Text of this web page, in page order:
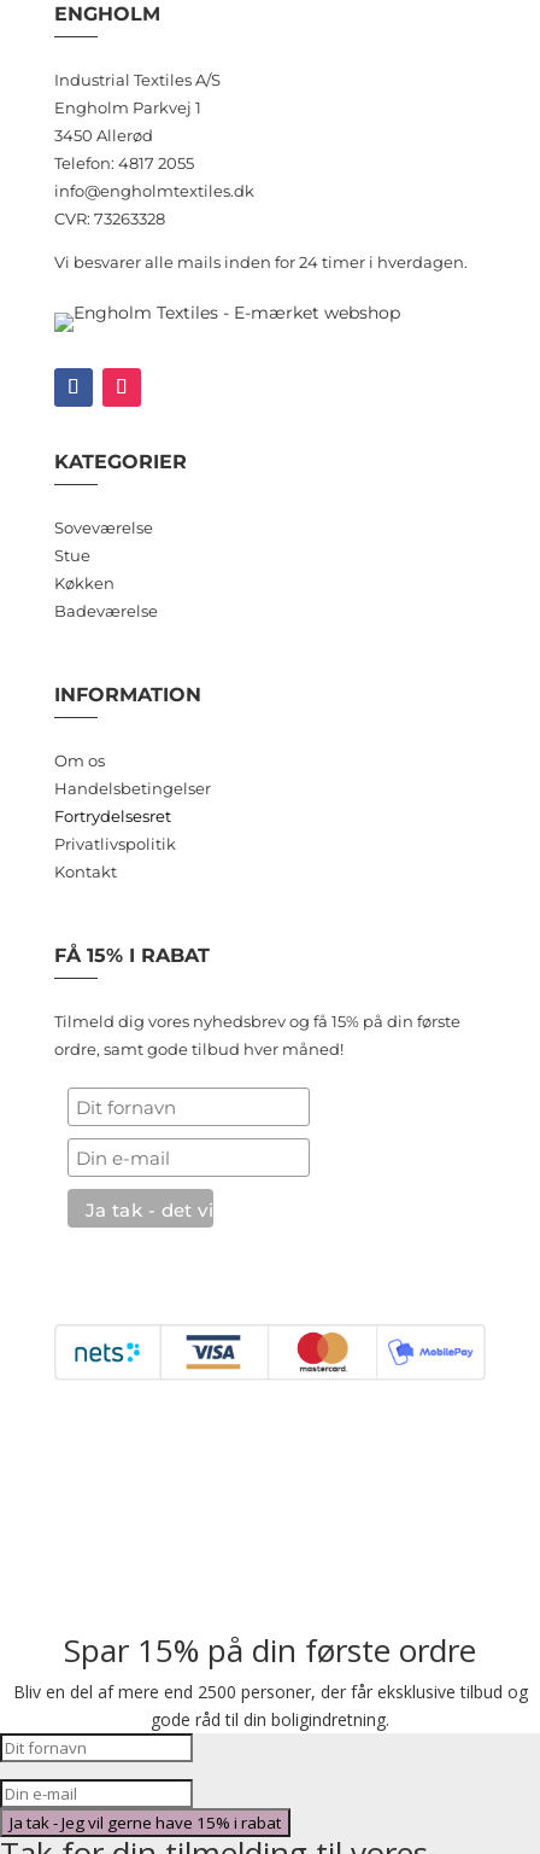
ENGHOLM
Industrial Textiles A/S
Engholm Parkvej 1
3450 Allerød
Telefon: 4817 2055
info@engholmtextiles.dk
CVR: 73263328
Vi besvarer alle mails inden for 24 timer i hverdagen.
KATEGORIER
Soveværelse
Stue
Køkken
Badeværelse
INFORMATION
Om os
Handelsbetingelser
Fortrydelsesret
Privatlivspolitik
Kontakt
FÅ 15% I RABAT
Tilmeld dig vores nyhedsbrev og få 15% på din første
ordre, samt gode tilbud hver måned!
Spar 15% på din første ordre
Bliv en del af mere end 2500 personer, der får eksklusive tilbud og
gode råd til din boligindretning.
Ja tak - Jeg vil gerne have 15% i rabat